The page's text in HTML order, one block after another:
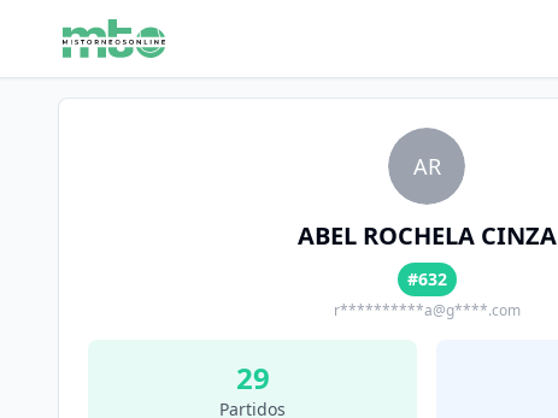
AR
ABEL ROCHELA CINZA
#632
r**********a@g****.com
29
Partidos